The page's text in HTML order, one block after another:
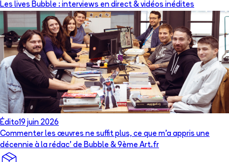
Les lives Bubble : interviews en direct & vidéos inédites
Édito19 juin 2026
Commenter les œuvres ne suffit plus, ce que m’a appris une
décennie à la rédac’ de Bubble & 9ème Art.fr